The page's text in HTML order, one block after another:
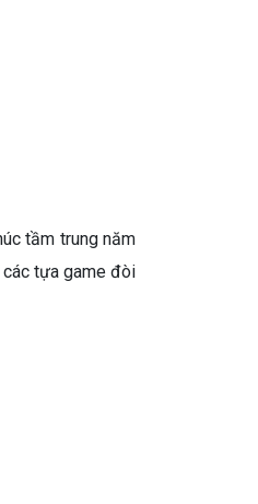
tầm trung năm
các tựa game đòi